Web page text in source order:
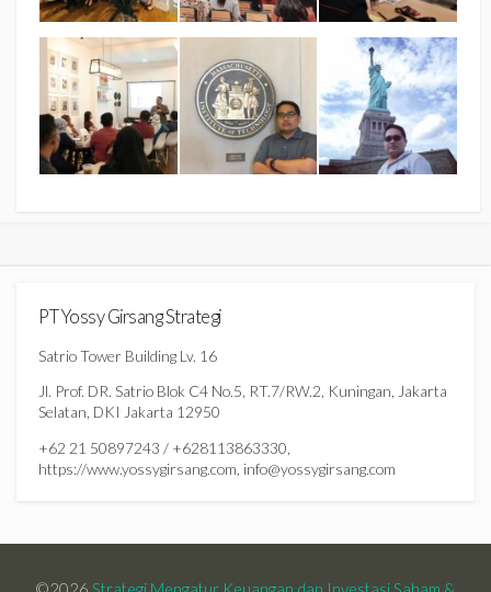
PT Yossy Girsang Strategi
Satrio Tower Building Lv. 16
Jl. Prof. DR. Satrio Blok C4 No.5, RT.7/RW.2, Kuningan, Jakarta
Selatan, DKI Jakarta 12950
+62 21 50897243 / +628113863330,
https://www.yossygirsang.com, info@yossygirsang.com